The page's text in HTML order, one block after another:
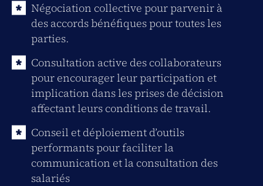
Négociation collective pour parvenir à
des accords bénéfiques pour toutes les
parties.
Consultation active des collaborateurs
pour encourager leur participation et
implication dans les prises de décision
affectant leurs conditions de travail.
Conseil et déploiement d’outils
performants pour faciliter la
communication et la consultation des
salariés